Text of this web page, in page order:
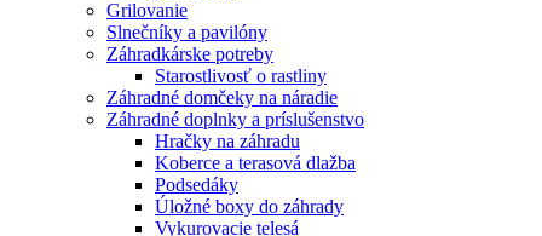
Grilovanie
Slnečníky a pavilóny
Záhradkárske potreby
Starostlivosť o rastliny
Záhradné domčeky na náradie
Záhradné doplnky a príslušenstvo
Hračky na záhradu
Koberce a terasová dlažba
Podsedáky
Úložné boxy do záhrady
Vykurovacie telesá